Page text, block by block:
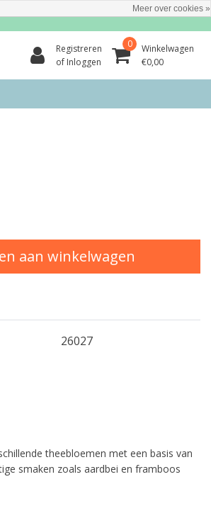
Registreren
of Inloggen
0
Winkelwagen
€0,00
aan winkelwagen
26027
theebloemen met een basis van
smaken zoals aardbei en framboos
Meer over cookies »